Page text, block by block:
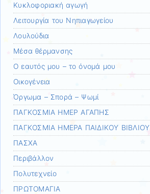
Κυκλοφοριακή αγωγή
Λειτουργία του Νηπιαγωγείου
Λουλούδια
Μέσα θέρμανσης
Ο εαυτός μου – το όνομά μου
Οικογένεια
Όργωμα – Σπορά – Ψωμί
ΠΑΓΚΟΣΜΙΑ ΗΜΕΡ ΑΓΑΠΗΣ
ΠΑΓΚΟΣΜΙΑ ΗΜΕΡΑ ΠΑΙΔΙΚΟΥ ΒΙΒΛΙΟΥ
ΠΑΣΧΑ
Περιβάλλον
Πολυτεχνείο
ΠΡΩΤΟΜΑΓΙΑ